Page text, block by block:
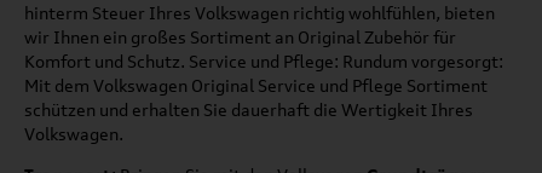
hinterm Steuer Ihres Volkswagen richtig wohlfühlen, bieten
wir Ihnen ein großes Sortiment an Original Zubehör für
Komfort und Schutz. Service und Pflege: Rundum vorgesorgt:
Mit dem Volkswagen Original Service und Pflege Sortiment
schützen und erhalten Sie dauerhaft die Wertigkeit Ihres
Volkswagen.